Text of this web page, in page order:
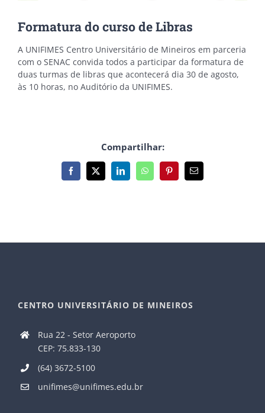
Formatura do curso de Libras
A UNIFIMES Centro Universitário de Mineiros em parceria
com o SENAC convida todos a participar da formatura de
duas turmas de libras que acontecerá dia 30 de agosto,
às 10 horas, no Auditório da UNIFIMES.
Compartilhar:
Facebook
X LinkedInWhatsAppPinterest
E-
mail
CENTRO UNIVERSITÁRIO DE MINEIROS
Rua 22 - Setor Aeroporto
CEP: 75.833-130
(64) 3672-5100
unifimes@unifimes.edu.br